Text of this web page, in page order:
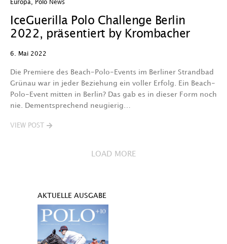
Europa Polo News
IceGuerilla Polo Challenge Berlin
2022, präsentiert by Krombacher
6. Mai 2022
Die Premiere des Beach-Polo-Events im Berliner Strandbad
Grünau war in jeder Beziehung ein voller Erfolg. Ein Beach-
Polo-Event mitten in Berlin? Das gab es in dieser Form noch
nie. Dementsprechend neugierig…
VIEW POST
LOAD MORE
AKTUELLE AUSGABE